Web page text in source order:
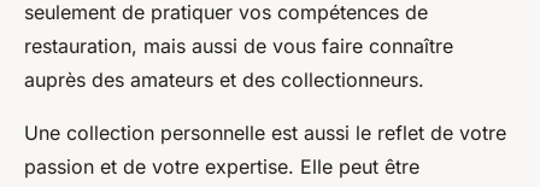
seulement de pratiquer vos compétences de
restauration, mais aussi de vous faire connaître
auprès des amateurs et des collectionneurs.
Une collection personnelle est aussi le reflet de votre
passion et de votre expertise. Elle peut être